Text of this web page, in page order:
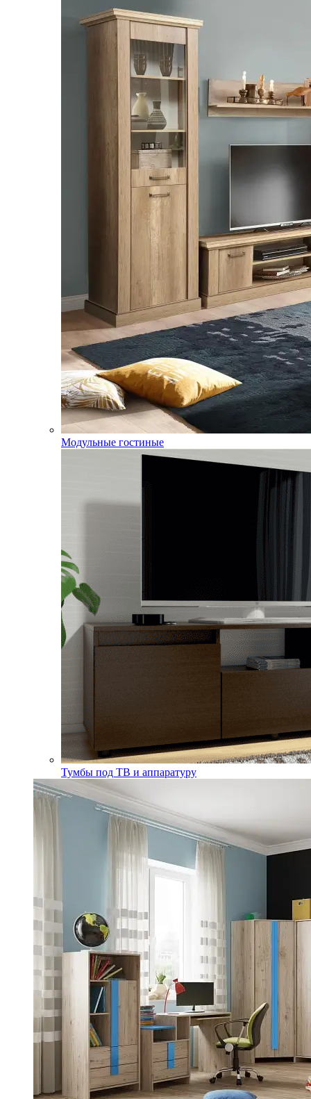
Модульные гостиные
Тумбы под ТВ и аппаратуру